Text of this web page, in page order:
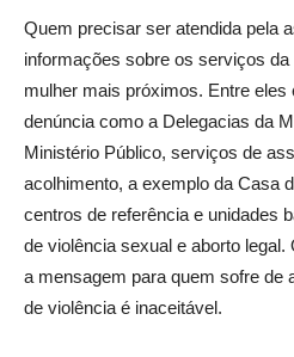
Quem precisar ser atendida pela
informações sobre os serviços
mulher mais próximos. Entre
denúncia como a Delegacias da
Ministério Público, serviços de
acolhimento, a exemplo da Casa
centros de referência e unidades
de violência sexual e aborto
a mensagem para quem sofre de
de violência é inaceitável.